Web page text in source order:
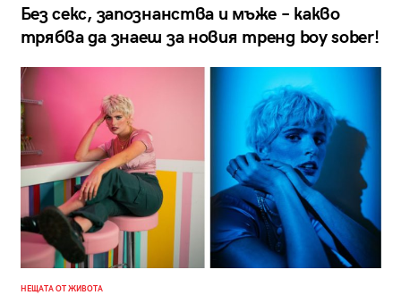
Без секс, запознанства и мъже – какво
трябва да знаеш за новия тренд boy sober!
НЕЩАТА ОТ ЖИВОТА